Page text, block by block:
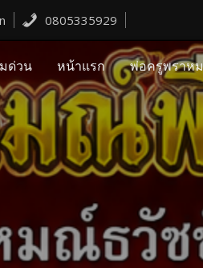
0805335929
ด่วน หน้าแรก พ่อครูพราห